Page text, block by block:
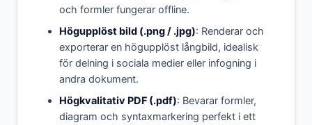
och formler fungerar offline.
Högupplöst bild (.png / .jpg): Renderar och
exporterar en högupplöst långbild, idealisk
för delning i sociala medier eller infogning i
andra dokument.
Högkvalitativ PDF (.pdf): Bevarar formler,
diagram och syntaxmarkering perfekt i ett